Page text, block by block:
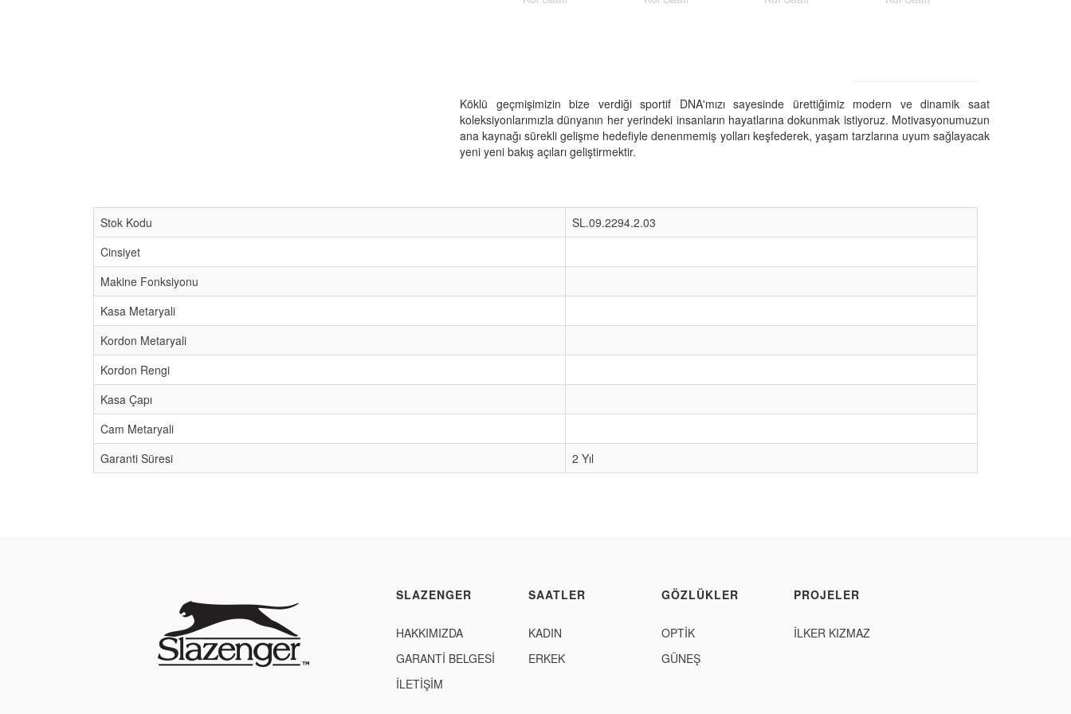
Köklü geçmişimizin bize verdiği sportif DNA'mızı sayesinde ürettiğimiz modern ve dinamik saat
koleksiyonlarımızla dünyanın her yerindeki insanların hayatlarına dokunmak istiyoruz. Motivasyonumuzun
ana kaynağı sürekli gelişme hedefiyle denenmemiş yolları keşfederek, yaşam tarzlarına uyum sağlayacak
yeni yeni bakış açıları geliştirmektir.
Stok Kodu
SL.09.2294.2.03
Cinsiyet
Makine Fonksiyonu
Kasa Metaryali
Kordon Metaryali
Kordon Rengi
Kasa Çapı
Cam Metaryali
Garanti Süresi
2 Yıl
SLAZENGER
HAKKIMIZDA
GARANTİ BELGESİ
İLETİŞİM
SAATLER
KADIN
ERKEK
GÖZLÜKLER
OPTİK
GÜNEŞ
PROJELER
İLKER KIZMAZ